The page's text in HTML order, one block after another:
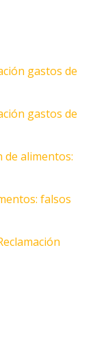
gastos de
gastos de
de alimentos:
falsos